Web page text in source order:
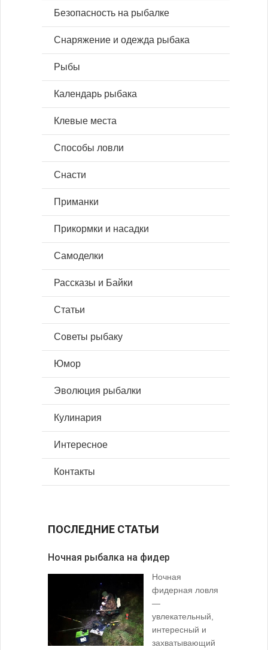
Безопасность на рыбалке
Снаряжение и одежда рыбака
Рыбы
Календарь рыбака
Клевые места
Способы ловли
Снасти
Приманки
Прикормки и насадки
Самоделки
Рассказы и Байки
Статьи
Советы рыбаку
Юмор
Эволюция рыбалки
Кулинария
Интересное
Контакты
ПОСЛЕДНИЕ СТАТЬИ
Ночная рыбалка на фидер
Ночная
фидерная ловля
—
увлекательный,
интересный и
захватывающий